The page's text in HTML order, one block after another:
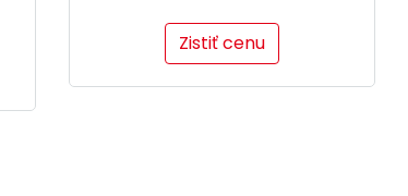
Zistiť cenu